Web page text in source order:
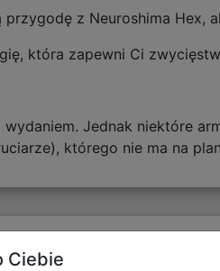
z Neuroshima Hex,
która zapewni Ci
Jednak niektóre
którego nie ma na
Ciebie